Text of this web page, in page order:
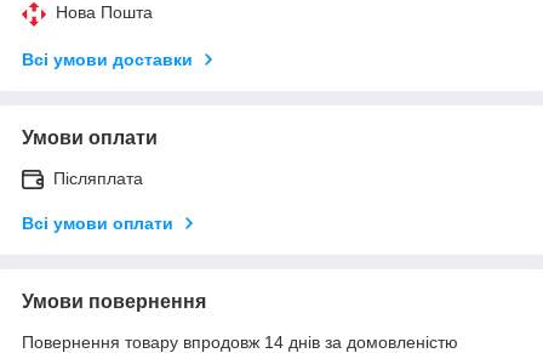
Нова Пошта
Всі умови доставки
Умови оплати
Післяплата
Всі умови оплати
Умови повернення
Повернення товару впродовж 14 днів за домовленістю